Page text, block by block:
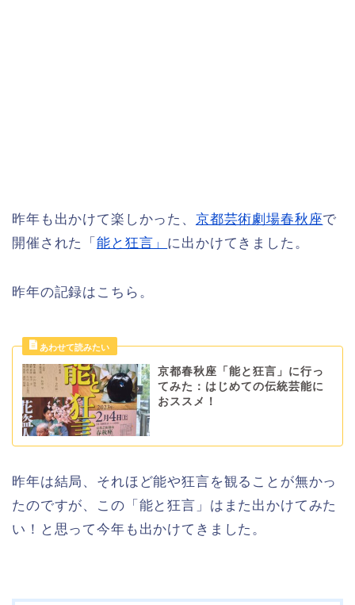
昨年も出かけて楽しかった、 京都芸術劇場春秋座で
開催された「能と狂言」 に出かけてきました。
昨年の記録はこちら。
京都春秋座「能と狂言」に行っ
てみた：はじめての伝統芸能に
おススメ！
昨年は結局、それほど能や狂言を観ることが無かっ
たのですが、この「能と狂言」はまた出かけてみた
い！と思って今年も出かけてきました。